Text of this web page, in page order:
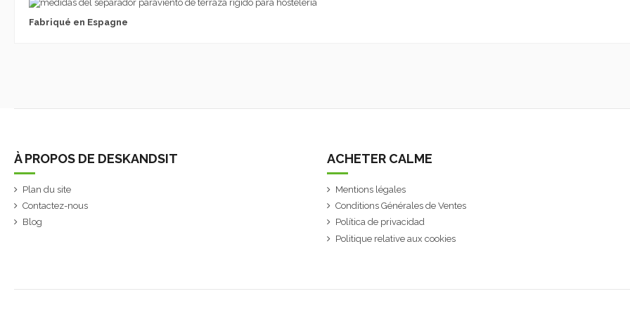
Fabriqué en Espagne
À PROPOS DE DESKANDSIT
Plan du site
Contactez-nous
Blog
ACHETER CALME
Mentions légales
Conditions Générales de Ventes
Política de privacidad
Politique relative aux cookies